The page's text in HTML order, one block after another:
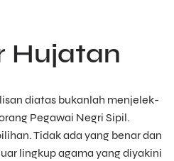
Hujatan
diatas bukanlah menjelek-
Pegawai Negri Sipil.
Tidak ada yang benar dan
lingkup agama yang diyakini